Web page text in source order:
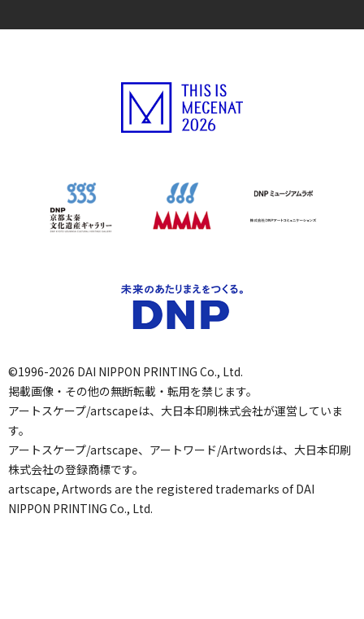
©1996-2026 DAI NIPPON PRINTING Co., Ltd.
掲載画像・その他の無断転載・転用を禁じます。
アートスケープ/artscapeは、大日本印刷株式会社が運営していま
す。
アートスケープ/artscape、アートワード/Artwordsは、大日本印刷
株式会社の登録商標です。
artscape, Artwords are the registered trademarks of DAI
NIPPON PRINTING Co., Ltd.